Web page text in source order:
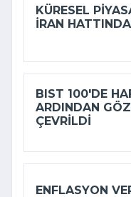
KÜRESEL
İRAN
BIST 100'DE
ARDINDAN
ÇEVRILDI
ENFLASYON